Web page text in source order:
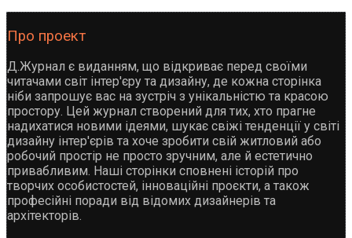
Про проект
Д.Журнал є виданням, що відкриває перед своїми
читачами світ інтер'єру та дизайну, де кожна сторінка
ніби запрошує вас на зустріч з унікальністю та красою
простору. Цей журнал створений для тих, хто прагне
надихатися новими ідеями, шукає свіжі тенденції у світі
дизайну інтер'єрів та хоче зробити свій житловий або
робочий простір не просто зручним, але й естетично
привабливим. Наші сторінки сповнені історій про
творчих особистостей, інноваційні проєкти, а також
професійні поради від відомих дизайнерів та
архітекторів.